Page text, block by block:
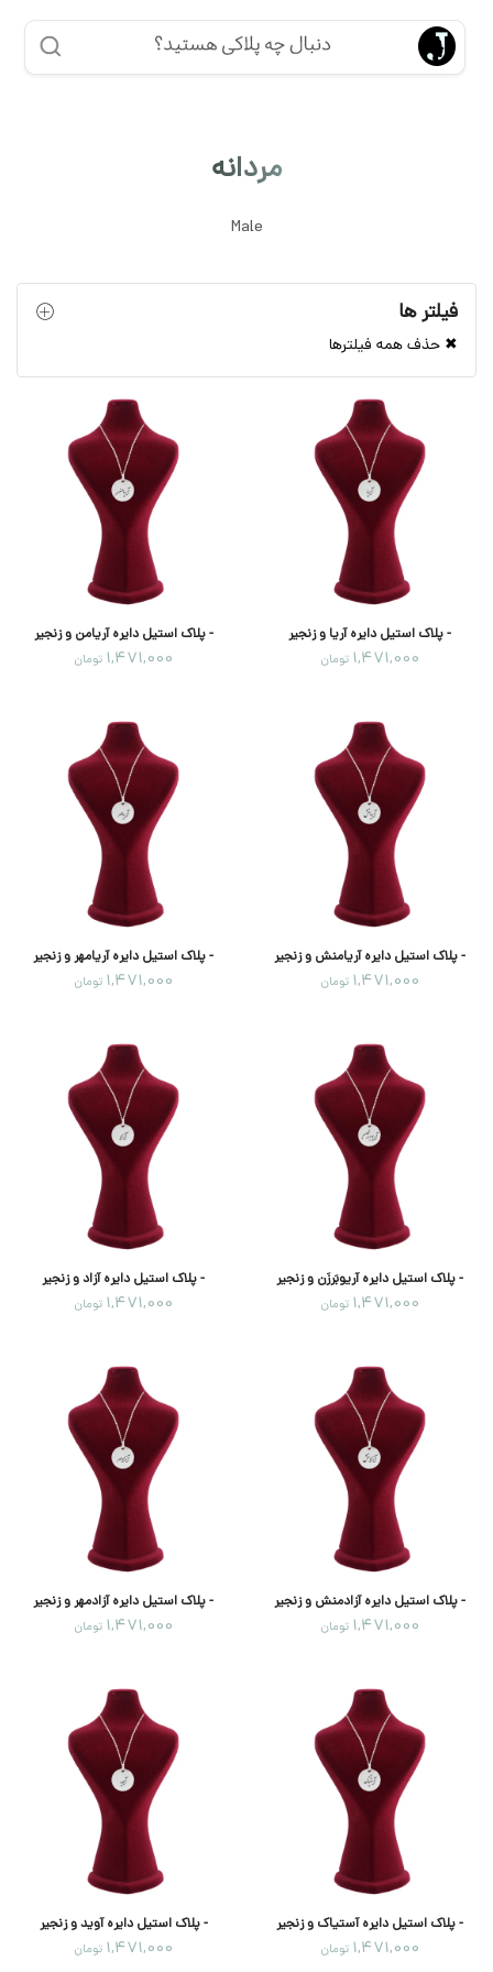
مردانه
Male
فیلتر ها
✖ حذف همه فیلترها
- پلاک استیل دایره آریا و زنجیر
1,471,000 تومان
- پلاک استیل دایره آریامن و زنجیر
1,471,000 تومان
- پلاک استیل دایره آریامنش و زنجیر
1,471,000 تومان
- پلاک استیل دایره آریامهر و زنجیر
1,471,000 تومان
- پلاک استیل دایره آریوبَرزَن و زنجیر
1,471,000 تومان
- پلاک استیل دایره آزاد و زنجیر
1,471,000 تومان
- پلاک استیل دایره آزادمنش و زنجیر
1,471,000 تومان
- پلاک استیل دایره آزادمهر و زنجیر
1,471,000 تومان
- پلاک استیل دایره آستیاک و زنجیر
1,471,000 تومان
- پلاک استیل دایره آوید و زنجیر
1,471,000 تومان